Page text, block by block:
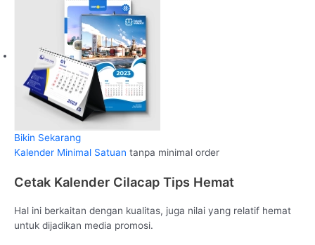
Bikin Sekarang
Kalender Minimal Satuan tanpa minimal order
Cetak Kalender Cilacap Tips Hemat
Hal ini berkaitan dengan kualitas, juga nilai yang relatif hemat
untuk dijadikan media promosi.